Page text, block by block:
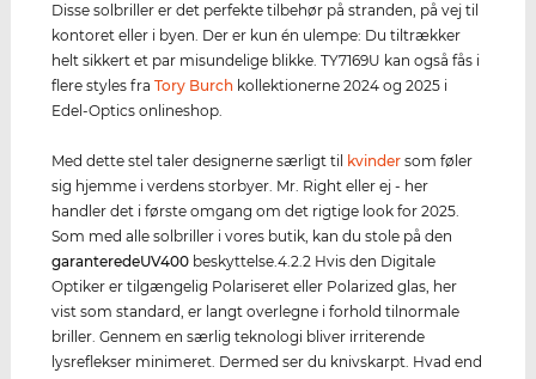
Disse solbriller er det perfekte tilbehør på stranden, på vej til
kontoret eller i byen. Der er kun én ulempe: Du tiltrækker
helt sikkert et par misundelige blikke. TY7169U kan også fås i
flere styles fraTory Burch kollektionerne 2024 og 2025 i
Edel-Optics onlineshop.
Med dette stel taler designerne særligt til kvinder som føler
sig hjemme i verdens storbyer. Mr. Right eller ej - her
handler det i første omgang om det rigtige look for 2025.
Som med alle solbriller i vores butik, kan du stole på den
garanteredeUV400 beskyttelse.4.2.2 Hvis den Digitale
Optiker er tilgængelig Polariseret eller Polarized glas, her
vist som standard, er langt overlegne i forhold tilnormale
briller. Gennem en særlig teknologi bliver irriterende
lysreflekser minimeret. Dermed ser du knivskarpt. Hvad end